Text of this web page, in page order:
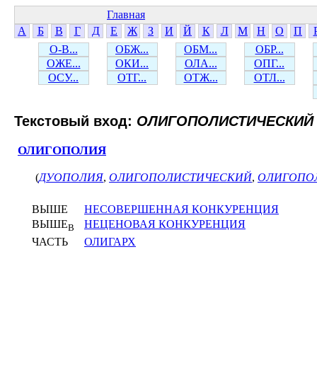
Главная
А
Б В Г Д Е Ж З И Й К Л М Н О П
О-В...
ОБЖ... ОБМ...
ОБР...
ОЖЕ...
ОКИ... ОЛА...
ОПГ...
ОСУ...
ОТГ... ОТЖ... ОТЛ...
Текстовый вход: ОЛИГОПОЛИСТИЧЕСКИЙ
ОЛИГОПОЛИЯ
(ДУОПОЛИЯ, ОЛИГОПОЛИСТИЧЕСКИЙ,
ВЫШЕ
НЕСОВЕРШЕННАЯ КОНКУРЕНЦИЯ
ВЫШЕВ
НЕЦЕНОВАЯ КОНКУРЕНЦИЯ
ЧАСТЬ
ОЛИГАРХ